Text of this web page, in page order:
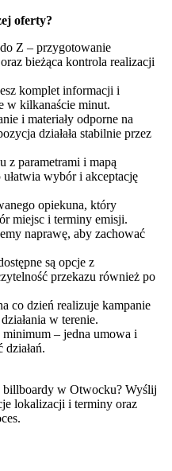
oferty?
Z – przygotowanie
bieżąca kontrola realizacji
komplet informacji i
w kilkanaście minut.
i materiały odporne na
działała stabilnie przez
z parametrami i mapą
wybór i akceptację
opiekuna, który
miejsc i terminy emisji.
naprawę, aby zachować
są opcje z
przekazu również po
co dzień realizuje kampanie
w terenie.
– jedna umowa i
działań.
billboardy w Otwocku? Wyślij
lokalizacji i terminy oraz